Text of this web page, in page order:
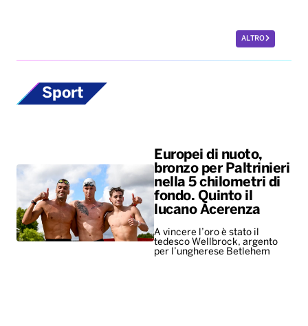
ALTRO
Sport
Europei di nuoto,
bronzo per Paltrinieri
nella 5 chilometri di
fondo. Quinto il
lucano Acerenza
A vincere l’oro è stato il
tedesco Wellbrock, argento
per l’ungherese Betlehem